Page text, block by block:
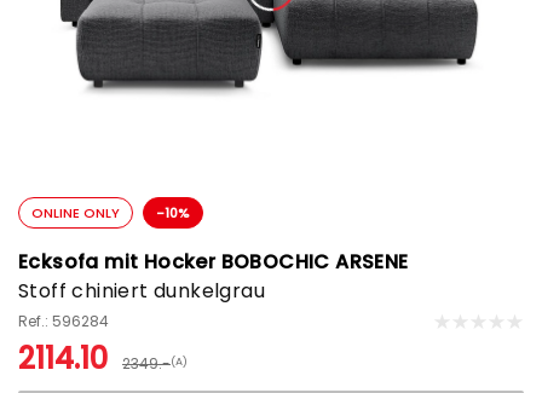
ONLINE ONLY -10%
Ecksofa mit Hocker BOBOCHIC ARSENE
Stoff chiniert dunkelgrau
Ref.: 596284
2114.10 2349.-(A)